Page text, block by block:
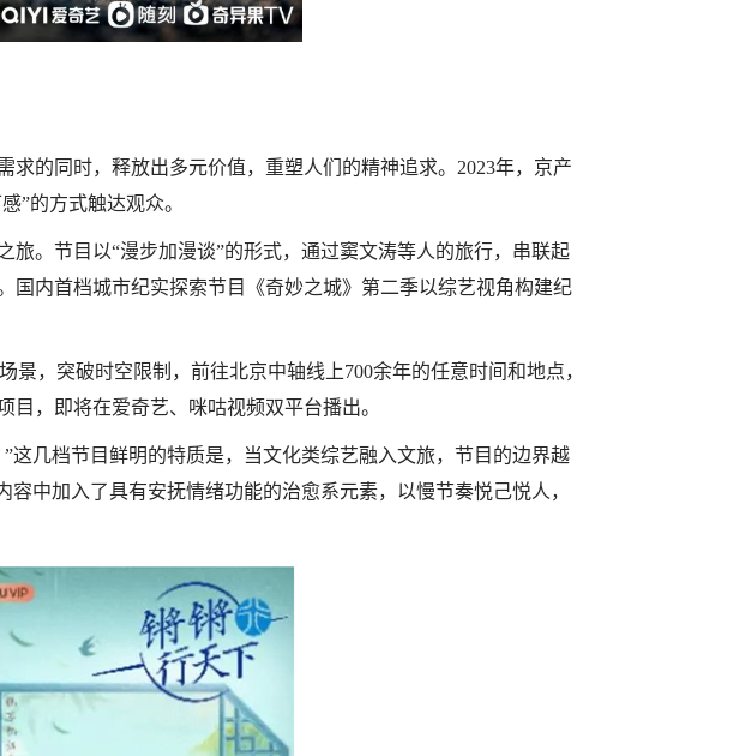
的同时，释放出多元价值，重塑人们的精神追求。2023年，京产
”的方式触达观众。
。节目以“漫步加漫谈”的形式，通过窦文涛等人的旅行，串联起
内首档城市纪实探索节目《奇妙之城》第二季以综艺视角构建纪
，突破时空限制，前往北京中轴线上700余年的任意时间和地点，
，即将在爱奇艺、咪咕视频双平台播出。
几档节目鲜明的特质是，当文化类综艺融入文旅，节目的边界越
中加入了具有安抚情绪功能的治愈系元素，以慢节奏悦己悦人，